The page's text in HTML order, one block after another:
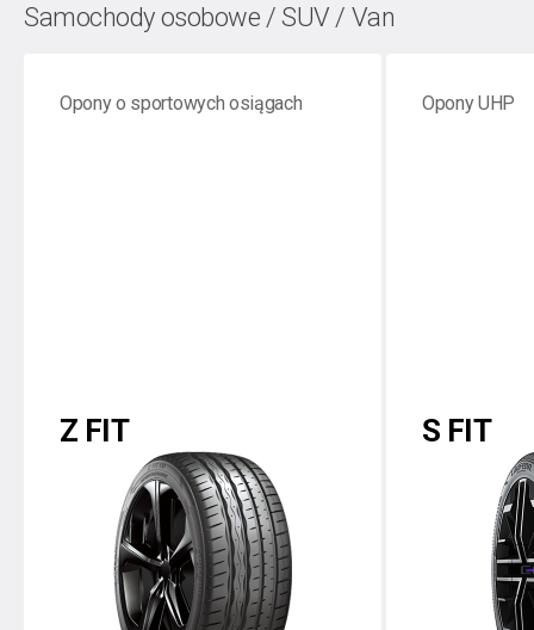
Samochody osobowe / SUV / Van
Opony o sportowych osiągach
Z FIT
Opony UHP
S FIT